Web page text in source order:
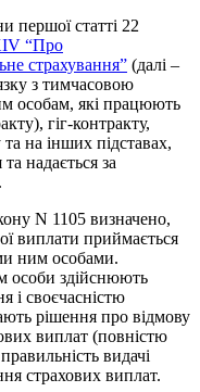
першої статті 22
“Про
страхування” (далі –
з тимчасовою
особам, які працюють
гіг-контракту,
на інших підставах,
надається за
N 1105 визначено,
виплати приймається
ним особами.
особи здійснюють
і своєчасністю
рішення про відмову
виплат (повністю
видачі
страхових виплат.